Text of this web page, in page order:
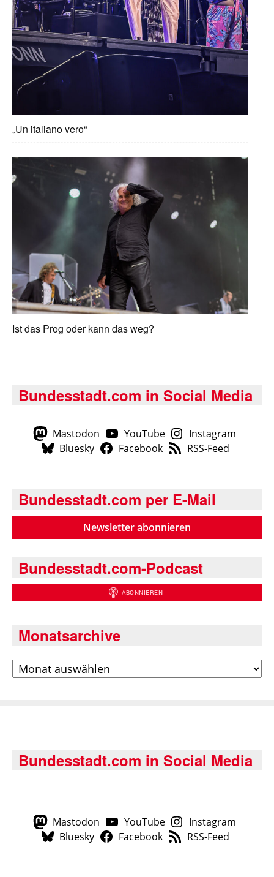
„Un italiano vero“
Ist das Prog oder kann das weg?
Bundesstadt.com in Social Media
Mastodon YouTube
Instagram
Bluesky
Facebook RSS-Feed
Bundesstadt.com per E-Mail
Newsletter abonnieren
Bundesstadt.com-Podcast
Monatsarchive
Archiv
Bundesstadt.com in Social Media
Mastodon YouTube
Instagram
Bluesky
Facebook RSS-Feed